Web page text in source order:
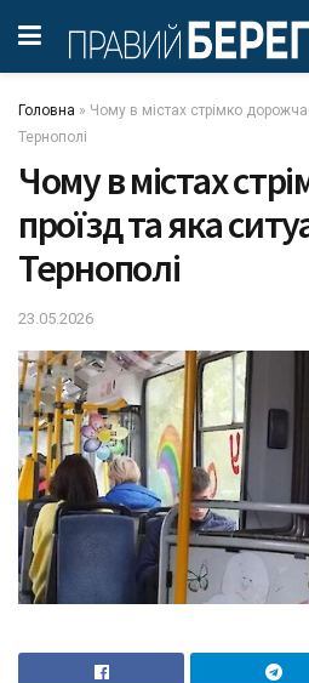
Головна » Чому в містах стрімко
Тернополі
Чому в містах
проїзд та яка
Тернополі
23.05.2026